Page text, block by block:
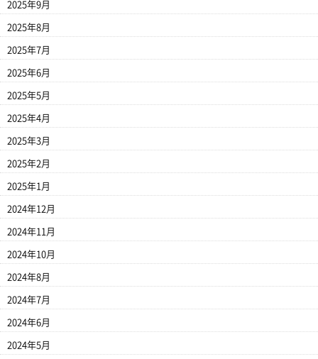
2025年9月
2025年8月
2025年7月
2025年6月
2025年5月
2025年4月
2025年3月
2025年2月
2025年1月
2024年12月
2024年11月
2024年10月
2024年8月
2024年7月
2024年6月
2024年5月